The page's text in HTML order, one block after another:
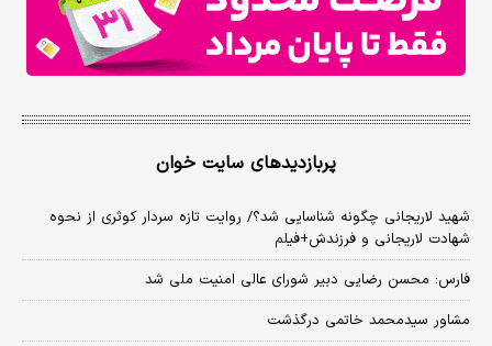
پربازدیدهای سایت خوان
شهید لاریجانی چگونه شناسایی شد؟/ روایت تازه سردار کوثری از نحوه
شهادت لاریجانی و فرزندش+فیلم
فارس: محسن رضایی دبیر شورای عالی امنیت ملی شد
مشاور سیدمحمد خاتمی درگذشت